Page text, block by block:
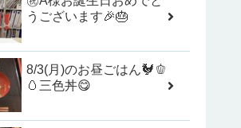
うございます🎉🎂
8/3(月)のお昼ごはん🐓🫑
🥚三色丼😋